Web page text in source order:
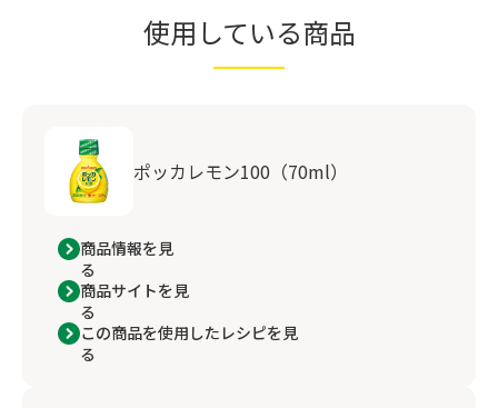
使用している商品
ポッカレモン100（70ml）
商品情報を見
る
商品サイトを見
る
この商品を使用したレシピを見
る